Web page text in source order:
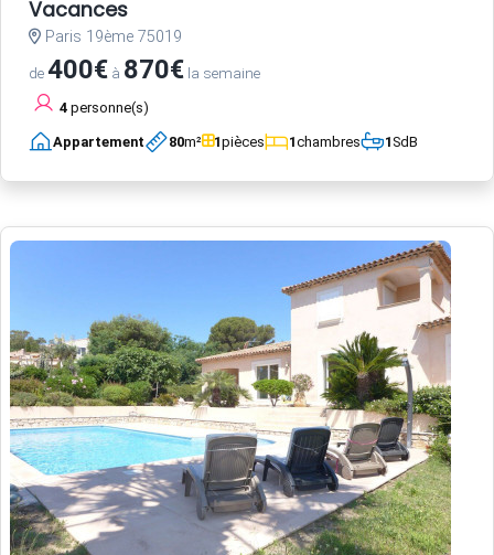
Vacances
Paris 19ème 75019
de400€ à 870€ la semaine
4 personne(s)
Appartement 80m² 1pièces 1chambres 1SdB